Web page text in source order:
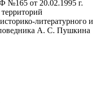
№165 от 20.02.1995 г.
литературного и
А. С. Пушкина